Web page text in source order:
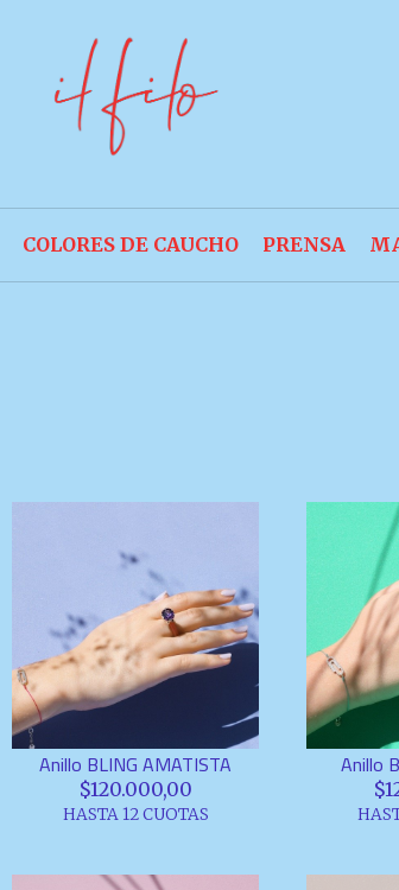
COLORES DE CAUCHO PRENSA
Anillo BLING AMATISTA
$120.000,00
HASTA 12 CUOTAS
Anillo